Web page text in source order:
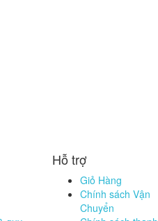
Hỗ trợ
Giỏ Hàng
Chính sách Vận
Chuyển